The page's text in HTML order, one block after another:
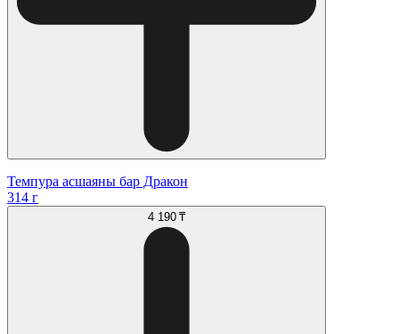
Темпура асшаяны бар Дракон
314 г
4 190 ₸